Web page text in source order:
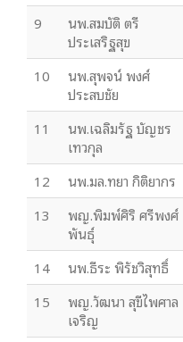
9
นพ.สมบัติ ตรี
ประเสริฐสุข
10
นพ.สุพจน์ พงศ์
ประสบชัย
11
นพ.เฉลิมรัฐ บัญชร
เทวกุล
12
นพ.มล.ทยา กิติยากร
13
พญ.พิมพ์ศิริ ศรีพงศ์
พันธุ์
14
นพ.ธีระ พิรัชวิสุทธิ์
15
พญ.วัฒนา สุขีไพศาล
เจริญ